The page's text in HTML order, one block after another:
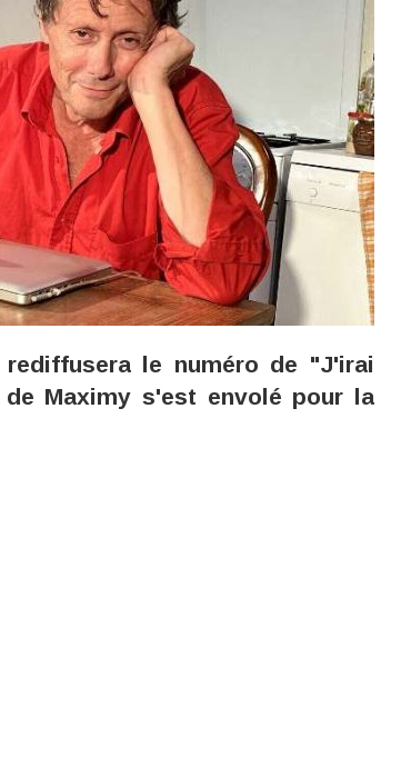
le numéro de "J'irai
Maximy s'est envolé pour la